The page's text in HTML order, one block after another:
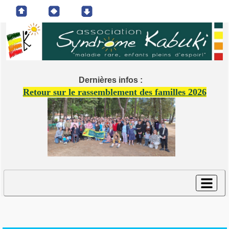
Dernières infos :
Retour sur le rassemblement des familles 2026